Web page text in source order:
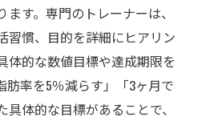
す。専門のトレーナーは、
習慣、目的を詳細にヒアリン
体的な数値目標や達成期限を
肪率を5％減らす」「3ヶ月で
体的な目標があることで、